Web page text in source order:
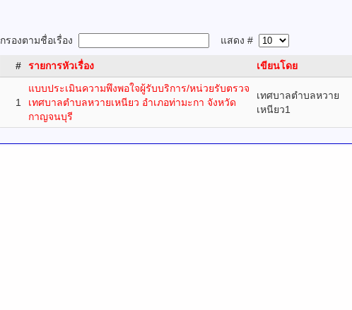
กรองตามชื่อเรื่อง แสดง #
# รายการหัวเรื่อง เขียนโดย
1
แบบประเมินความพึงพอใจผู้รับบริการ/หน่วยรับตรวจ
เทศบาลตำบลหวายเหนียว อำเภอท่ามะกา จังหวัด
กาญจนบุรี
เทศบาลตำบลหวาย
เหนียว1